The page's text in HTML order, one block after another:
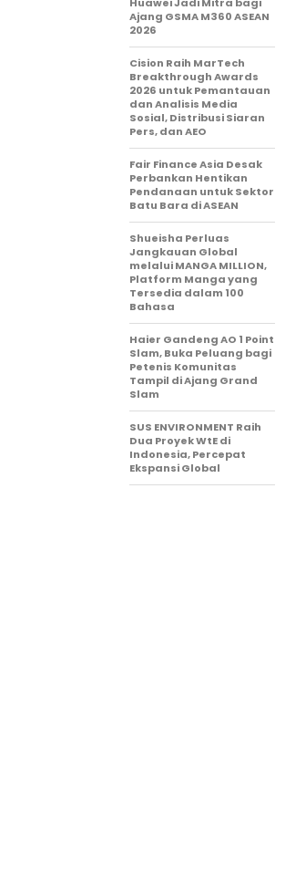
Ajang GSMA M360 ASEAN
2026
Cision Raih MarTech
Breakthrough Awards
2026 untuk Pemantauan
dan Analisis Media
Sosial, Distribusi Siaran
Pers, dan AEO
Fair Finance Asia Desak
Perbankan Hentikan
Pendanaan untuk Sektor
Batu Bara di ASEAN
Shueisha Perluas
Jangkauan Global
melalui MANGA MILLION,
Platform Manga yang
Tersedia dalam 100
Bahasa
Haier Gandeng AO 1 Point
Slam, Buka Peluang bagi
Petenis Komunitas
Tampil di Ajang Grand
Slam
SUS ENVIRONMENT Raih
Dua Proyek WtE di
Indonesia, Percepat
Ekspansi Global